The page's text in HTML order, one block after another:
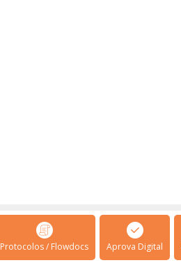
Protocolos / Flowdocs Aprova Digital